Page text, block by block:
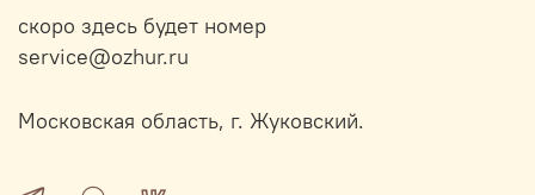
скоро здесь будет номер
service@ozhur.ru
Московская область, г. Жуковский.